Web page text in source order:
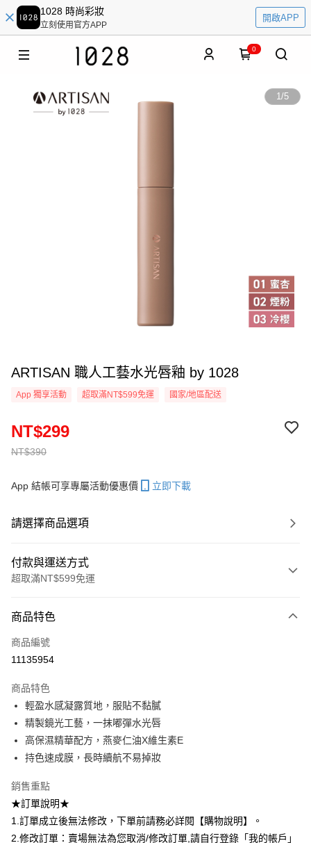
1028 時尚彩妝
立刻使用官方APP
開啟APP
0
1/5
ARTISAN 職人工藝水光唇釉 by 1028
App 獨享活動 超取滿NT$599免運 國家/地區配送
NT$390
NT$299
App 結帳可享專屬活動優惠價 立即下載
請選擇商品選項
付款與運送方式
超取滿NT$599免運
信用卡一次付款
超商取貨付款
Apple Pay
悠遊付
Google Pay
全盈+PAY
AFTEE先享後付
相關說明
【關於「AFTEE先享後付」】
商品特色
商品編號
11135954
商品特色
輕盈水感凝露質地，服貼不黏膩
精製鏡光工藝，一抹嘟彈水光唇
高保濕精華配方，燕麥仁油X維生素E
持色速成膜，長時續航不易掉妝
銷售重點
★訂單說明★
1.訂單成立後無法修改，下單前請務必詳閱【購物說明】。
2.修改訂單：賣場無法為您取消/修改訂單,請自行登錄「我的帳戶」